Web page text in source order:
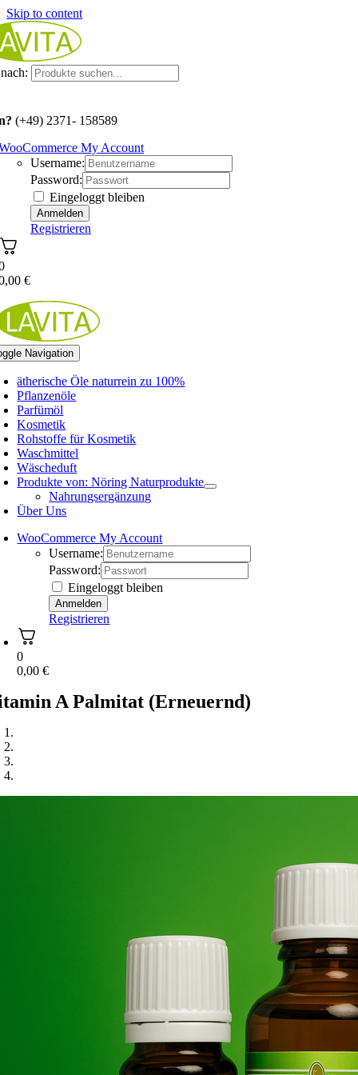
Skip to content
(+49) 2371- 158589
My Account
Username:
Password:
Eingeloggt bleiben
Registrieren
€
Navigation
ätherische Öle naturrein zu 100%
Pflanzenöle
Parfümöl
Kosmetik
Rohstoffe für Kosmetik
Waschmittel
Wäscheduft
Produkte von: Nöring Naturprodukte
Nahrungsergänzung
Über Uns
WooCommerce My Account
Username:
Password:
Eingeloggt bleiben
Registrieren
0
0,00€
A Palmitat (Erneuernd)